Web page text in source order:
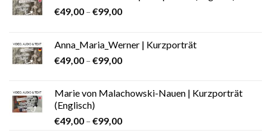
€49,00 – €99,00
Anna_Maria_Werner | Kurzporträt
€49,00 – €99,00
Marie von Malachowski-Nauen | Kurzporträt
(Englisch)
€49,00 – €99,00